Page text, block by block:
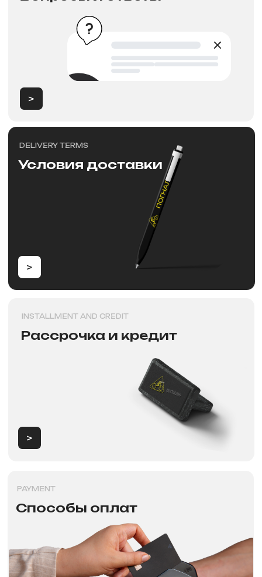
Рассрочка и кредит
INSTALLMENT AND CREDIT
>
Новости
NEW